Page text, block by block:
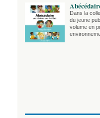
Dans la
du jeune
volume en